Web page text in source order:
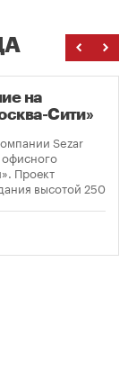
на
Сити»
Sezar
офисного
Проект
высотой 250